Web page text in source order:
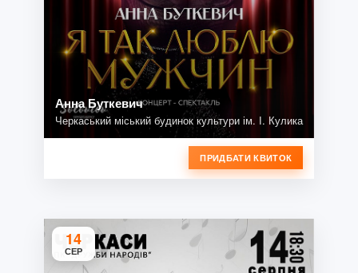
Анна Буткевич
Черкаський міський будинок культури ім. І. Кулика
ПРИДБАТИ КВИТОК
14
СЕР